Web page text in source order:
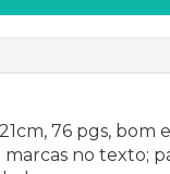
76 pgs, bom
no texto;